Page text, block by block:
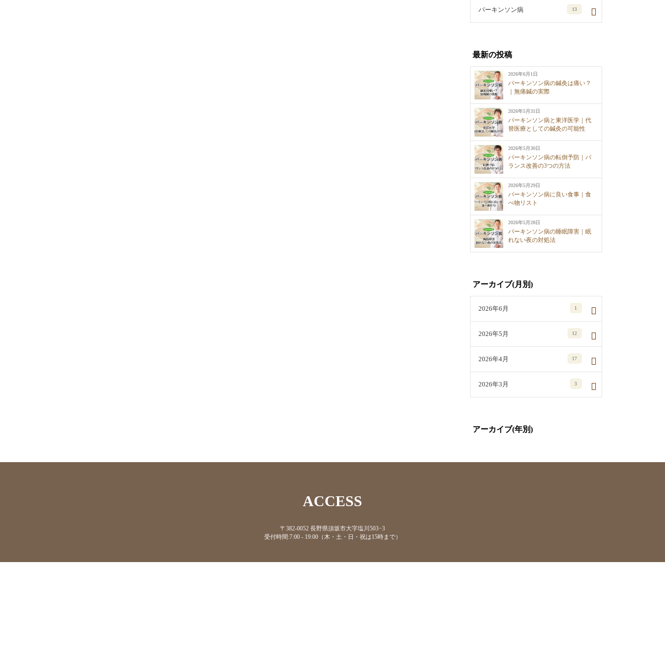
パーキンソン病 13
最新の投稿
2026年6月1日
パーキンソン病の鍼灸は痛い？
｜無痛鍼の実際
2026年5月31日
パーキンソン病と東洋医学｜代
替医療としての鍼灸の可能性
2026年5月30日
パーキンソン病の転倒予防｜バ
ランス改善の3つの方法
2026年5月29日
パーキンソン病に良い食事｜食
べ物リスト
2026年5月28日
パーキンソン病の睡眠障害｜眠
れない夜の対処法
アーカイブ(月別)
2026年6月 1
2026年5月 12
2026年4月 17
2026年3月 3
アーカイブ(年別)
ACCESS
〒382-0052 長野県須坂市大字塩川503−3
受付時間:7:00 - 19:00（木・土・日・祝は15時まで）